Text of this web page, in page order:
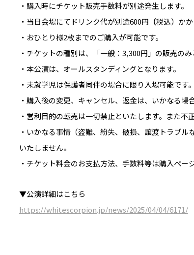
・購入時にチケット販売手数料が別途発生します。
・当日会場にてドリンク代が別途600円 （税込）か
・おひとり様2枚までのご購入が可能です。
・チケットの種別は、「一般：3,300円」の販売のみ
・本公演は、オールスタンディングとなります。
・未就学児は保護者同伴の場合に限り入場可能です。
・購入後の変更、キャンセル、返金は、いかなる
・営利目的の転売は一切禁止といたします。また
・いかなる事情（盗難、紛失、破損、譲渡トラブ
いたしません。
・チケット料金のお支払方法、手数料等は購入ぺー
▼公演詳細はこちら
https://whitescorpion.jp/news/2025/04/04/6171/